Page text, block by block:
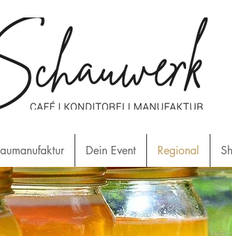
Dein Event Regional